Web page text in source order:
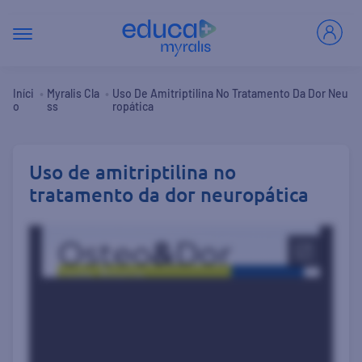
Iníci
O
Myralis Cla
Ss
Uso De Amitriptilina No Tratamento Da Dor Neu
Ropática
Uso de amitriptilina no
tratamento da dor neuropática